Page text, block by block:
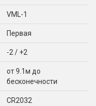
VML-1
Первая
-2 / +2
от 9.1м до
бесконечности
CR2032